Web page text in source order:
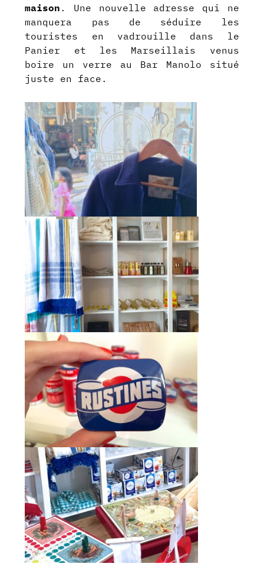
maison . Une nouvelle adresse qui ne
manquera pas de séduire les
touristes en vadrouille dans le
Panier et les Marseillais venus
boire un verre au Bar Manolo situé
juste en face.